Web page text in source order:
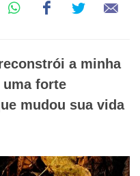
a minha
uma forte
mudou sua vida